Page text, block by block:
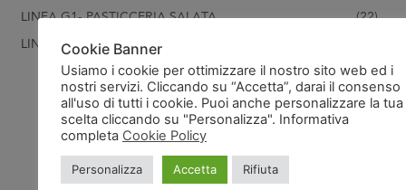
LINEA G1- PASTICCERIA SALATA
(22)
LINEA H- PESCE/CROSTACEI
LE DELICATESSE ITTICHE SURGELA
(2)
PACIFIC GOURMET
(1)
PESCE FILETTO
PESCE GAMBERI CODE
PESCE GAMBERI INTERI
Cookie Banner
Usiamo i cookie per ottimizzare il nostro sito web ed i
nostri servizi. Cliccando su “Accetta”, darai il consenso
all'uso di tutti i cookie. Puoi anche personalizzare la tua
scelta cliccando su "Personalizza". Informativa
completa Cookie Policy
Personalizza Accetta Rifiuta